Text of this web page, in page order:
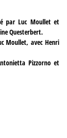
par Luc Moullet et
Questerbert.
Moullet, avec Henri
Pizzorno et